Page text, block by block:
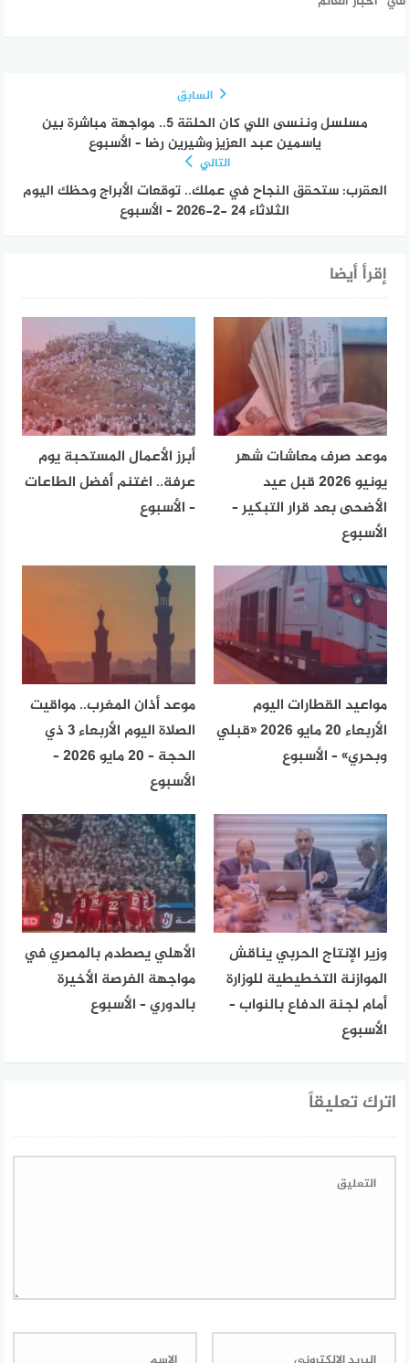
السابق
مسلسل وننسى اللي كان الحلقة 5.. مواجهة مباشرة بين
ياسمين عبد العزيز وشيرين رضا – الأسبوع
التالي
العقرب: ستحقق النجاح في عملك.. توقعات الأبراج وحظك اليوم
الثلاثاء 24 -2-2026 – الأسبوع
إقرأ أيضا
موعد صرف معاشات شهر
يونيو 2026 قبل عيد
الأضحى بعد قرار التبكير –
الأسبوع
أبرز الأعمال المستحبة يوم
عرفة.. اغتنم أفضل الطاعات
– الأسبوع
مواعيد القطارات اليوم
الأربعاء 20 مايو 2026 «قبلي
وبحري» – الأسبوع
موعد أذان المغرب.. مواقيت
الصلاة اليوم الأربعاء 3 ذي
الحجة – 20 مايو 2026 –
الأسبوع
وزير الإنتاج الحربي يناقش
الموازنة التخطيطية للوزارة
أمام لجنة الدفاع بالنواب –
الأسبوع
الأهلي يصطدم بالمصري في
مواجهة الفرصة الأخيرة
بالدوري – الأسبوع
اترك تعليقاً